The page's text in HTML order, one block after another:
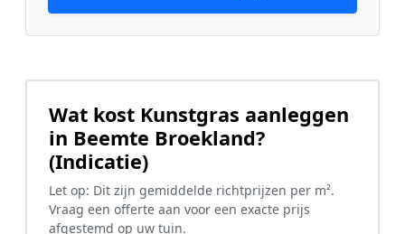
Wat kost Kunstgras aanleggen
in Beemte Broekland?
(Indicatie)
Let op: Dit zijn gemiddelde richtprijzen per m².
Vraag een offerte aan voor een exacte prijs
afgestemd op uw tuin.